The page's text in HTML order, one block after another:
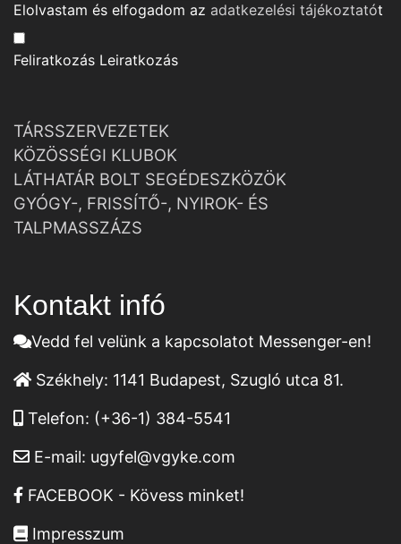
Elolvastam és elfogadom az adatkezelési tájékoztatót
Feliratkozás Leiratkozás
TÁRSSZERVEZETEK
KÖZÖSSÉGI KLUBOK
LÁTHATÁR BOLT SEGÉDESZKÖZÖK
GYÓGY-, FRISSÍTŐ-, NYIROK- ÉS
TALPMASSZÁZS
Kontakt infó
Vedd fel velünk a kapcsolatot Messenger-en!
Székhely: 1141 Budapest, Szugló utca 81.
Telefon: (+36-1) 384-5541
E-mail: ugyfel@vgyke.com
FACEBOOK - Kövess minket!
Impresszum